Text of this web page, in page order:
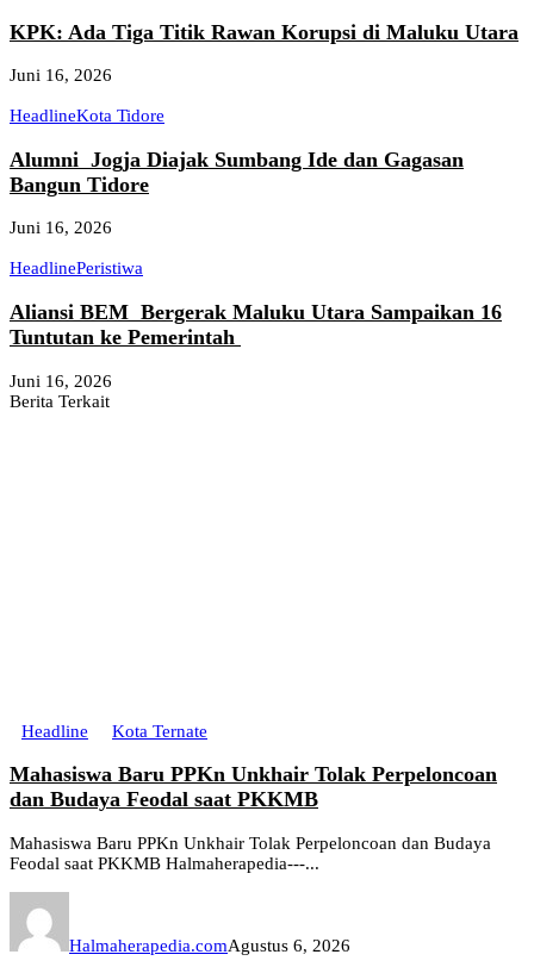
KPK: Ada Tiga Titik Rawan Korupsi di Maluku Utara
Juni 16, 2026
HeadlineKota Tidore
Alumni Jogja Diajak Sumbang Ide dan Gagasan
Bangun Tidore
Juni 16, 2026
HeadlinePeristiwa
Aliansi BEM Bergerak Maluku Utara Sampaikan 16
Tuntutan ke Pemerintah
Juni 16, 2026
Berita Terkait
Headline Kota Ternate
Mahasiswa Baru PPKn Unkhair Tolak Perpeloncoan
dan Budaya Feodal saat PKKMB
Mahasiswa Baru PPKn Unkhair Tolak Perpeloncoan dan Budaya
Feodal saat PKKMB Halmaherapedia---...
Halmaherapedia.comAgustus 6, 2026